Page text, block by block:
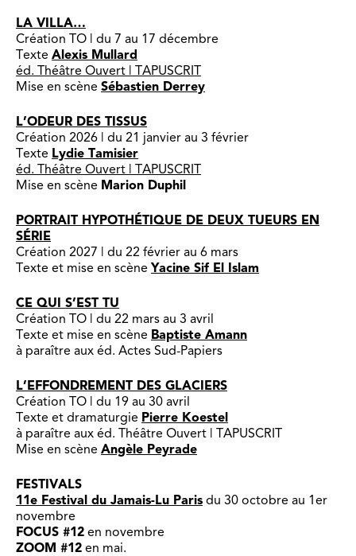
LA VILLA…
Création TO | du 7 au 17 décembre
Texte Alexis Mullard
éd. Théâtre Ouvert | TAPUSCRIT
Mise en scène Sébastien Derrey
L’ODEUR DES TISSUS
Création 2026 | du 21 janvier au 3 février
Texte Lydie Tamisier
éd. Théâtre Ouvert | TAPUSCRIT
Mise en scène Marion Duphil
PORTRAIT HYPOTHÉTIQUE DE DEUX TUEURS EN
SÉRIE
Création 2027 | du 22 février au 6 mars
Texte et mise en scène Yacine Sif El Islam
CE QUI S’EST TU
Création TO | du 22 mars au 3 avril
Texte et mise en scène Baptiste Amann
à paraître aux éd. Actes Sud-Papiers
L’EFFONDREMENT DES GLACIERS
Création TO | du 19 au 30 avril
Texte et dramaturgie Pierre Koestel
à paraître aux éd. Théâtre Ouvert | TAPUSCRIT
Mise en scène Angèle Peyrade
FESTIVALS
11e Festival du Jamais-Lu Paris du 30 octobre au 1er
novembre
FOCUS #12 en novembre
ZOOM #12 en mai.